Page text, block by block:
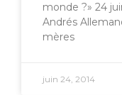
monde ?» 24
Andrés
mères
juin 24, 2014